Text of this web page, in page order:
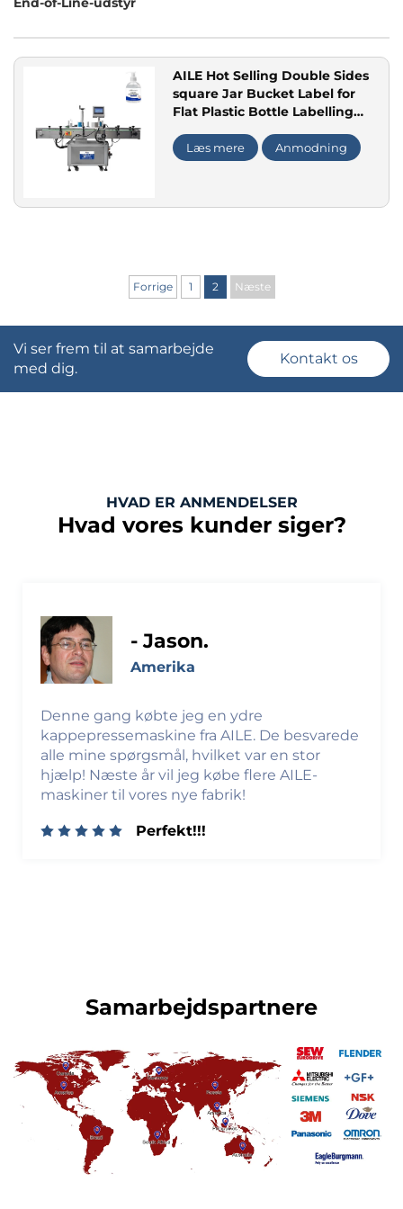
Anvendelse
AILE Hot Selling Double Sides
square Jar Bucket Label for
Flat Plastic Bottle Labelling
Læs mere Anmodning
Forrige 1 2 Næste
Vi ser frem til at samarbejde
med dig.
Kontakt os
HVAD ER ANMENDELSER
Hvad vores kunder siger?
- Jason.
Amerika
Denne gang købte jeg en ydre
kappepressemaskine fra AILE. De besvarede
alle mine spørgsmål, hvilket var en stor
hjælp! Næste år vil jeg købe flere AILE-
maskiner til vores nye fabrik!
Perfekt!!!
Samarbejdspartnere